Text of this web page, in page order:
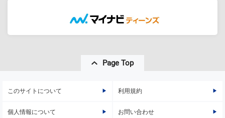
Page Top
このサイトについて 利用規約
個人情報について お問い合わせ